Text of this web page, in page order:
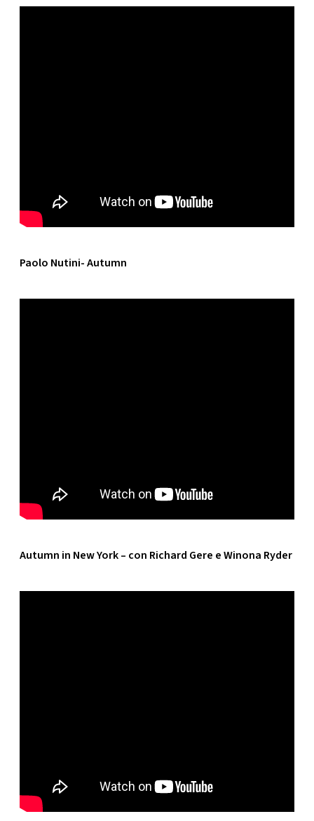
Paolo Nutini- Autumn
Autumn in New York – con Richard Gere e Winona Ryder